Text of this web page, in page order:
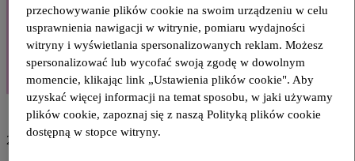
23 lutego 2026
przechowywanie plików cookie na swoim urządzeniu w celu
usprawnienia nawigacji w witrynie, pomiaru wydajności
witryny i wyświetlania spersonalizowanych reklam. Możesz
spersonalizować lub wycofać swoją zgodę w dowolnym
momencie, klikając link „Ustawienia plików cookie". Aby
uzyskać więcej informacji na temat sposobu, w jaki używamy
plików cookie, zapoznaj się z naszą Polityką plików cookie
dostępną w stopce witryny.